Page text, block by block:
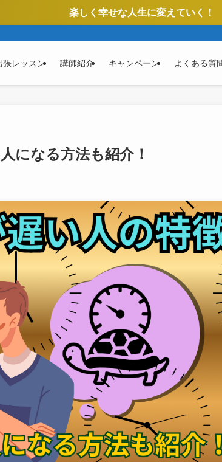
楽しく幸せな人生に変えていく！ あなたの悩み
張レッスン 講師紹介 キャンペーン よくある質
になる方法も紹介！